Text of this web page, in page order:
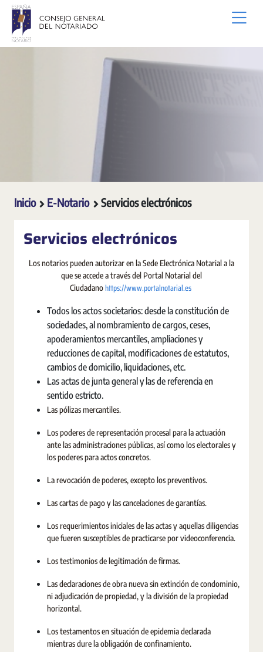
Saltar al contenido principal
Inicio E-Notario Servicios electrónicos
Servicios electrónicos
Los notarios pueden autorizar en la Sede Electrónica Notarial a la
que se accede a través del Portal Notarial del
Ciudadanohttps://www.portalnotarial.es
Todos los actos societarios: desde la constitución de
sociedades, al nombramiento de cargos, ceses,
apoderamientos mercantiles, ampliaciones y
reducciones de capital, modificaciones de estatutos,
cambios de domicilio, liquidaciones, etc.
Las actas de junta general y las de referencia en
sentido estricto.
Las pólizas mercantiles.
Los poderes de representación procesal para la actuación
ante las administraciones públicas, así como los electorales y
los poderes para actos concretos.
La revocación de poderes, excepto los preventivos.
Las cartas de pago y las cancelaciones de garantías.
Los requerimientos iniciales de las actas y aquellas diligencias
que fueren susceptibles de practicarse por videoconferencia.
Los testimonios de legitimación de firmas.
Las declaraciones de obra nueva sin extinción de condominio,
ni adjudicación de propiedad, y la división de la propiedad
horizontal.
Los testamentos en situación de epidemia declarada
mientras dure la obligación de confinamiento.